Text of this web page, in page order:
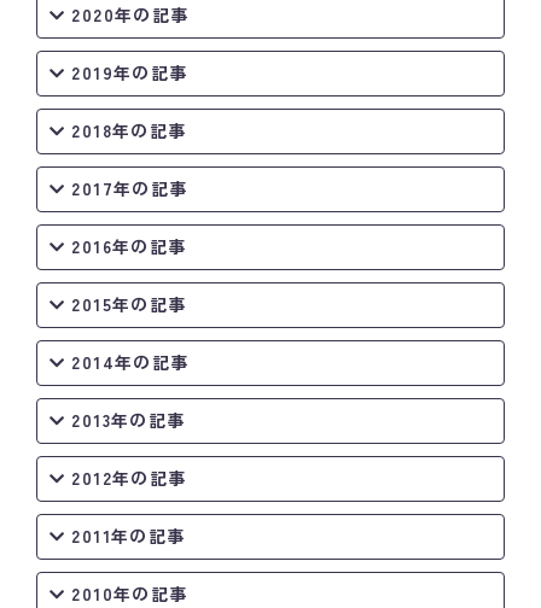
2020年の記事
2019年の記事
2018年の記事
2017年の記事
2016年の記事
2015年の記事
2014年の記事
2013年の記事
2012年の記事
2011年の記事
2010年の記事